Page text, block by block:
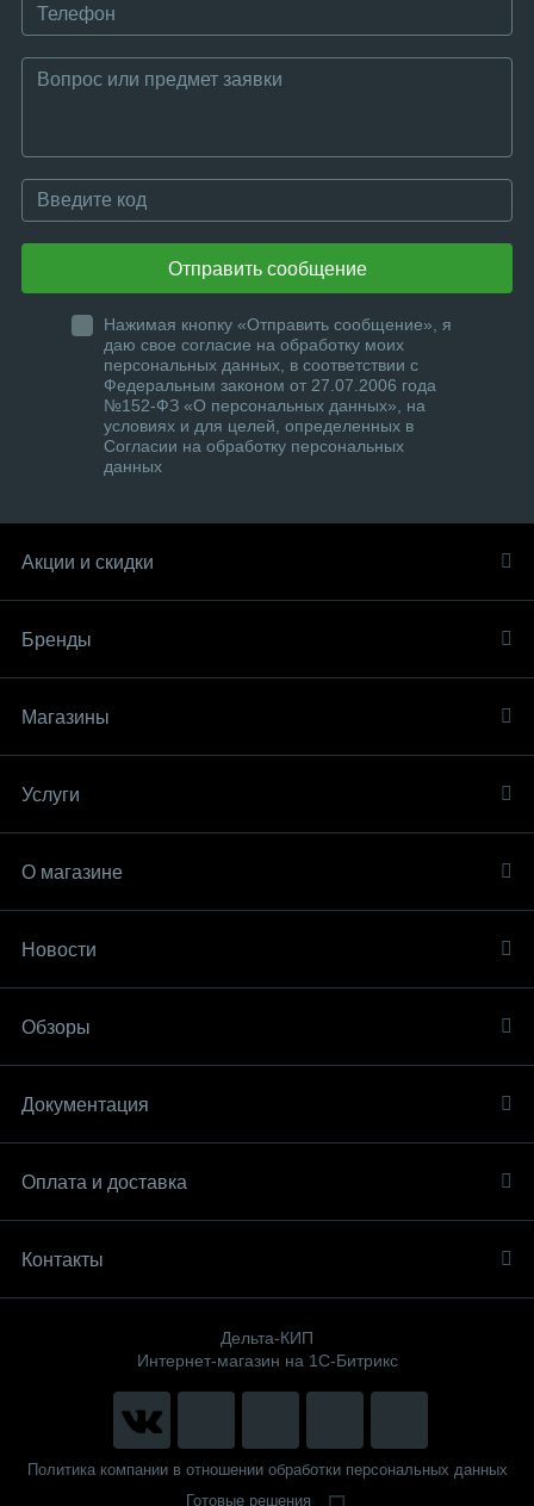
Отправить сообщение
Нажимая кнопку «Отправить сообщение», я
даю свое согласие на обработку моих
персональных данных, в соответствии с
Федеральным законом от 27.07.2006 года
№152-ФЗ «О персональных данных», на
условиях и для целей, определенных в
Согласии на обработку персональных
данных
Акции и скидки
Бренды
Магазины
Услуги
О магазине
Новости
Обзоры
Документация
Оплата и доставка
Контакты
Дельта-КИП
Интернет-магазин на 1С-Битрикс
Политика компании в отношении обработки персональных данных
Готовые решения